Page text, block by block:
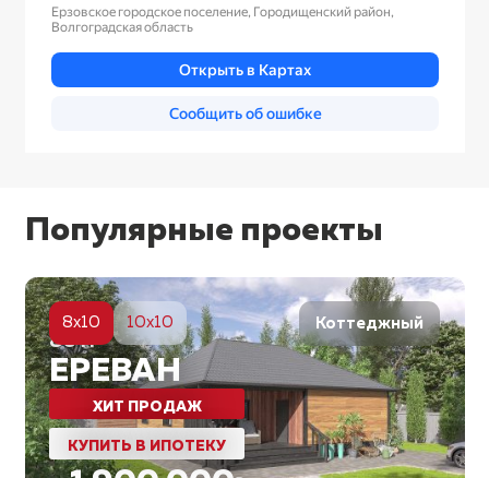
Популярные проекты
Коттеджный
8x10 10x10
80м²
ЕРЕВАН
ХИТ ПРОДАЖ
КУПИТЬ В ИПОТЕКУ
5